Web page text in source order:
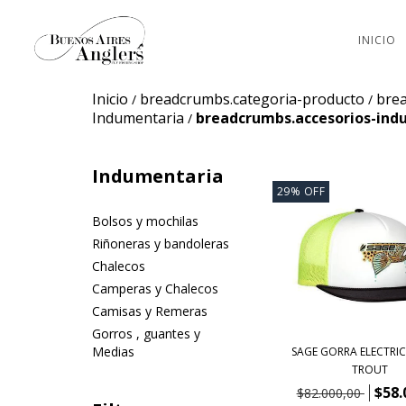
INICIO
Inicio / breadcrumbs.categoria-producto /
Indumentaria / breadcrumbs.accesorios-
Indumentaria
Bolsos y mochilas
Riñoneras y bandoleras
Chalecos
Camperas y Chalecos
Camisas y Remeras
Gorros , guantes y
Medias
29% OFF
SAGE GORRA
TROUT
$82.000,00